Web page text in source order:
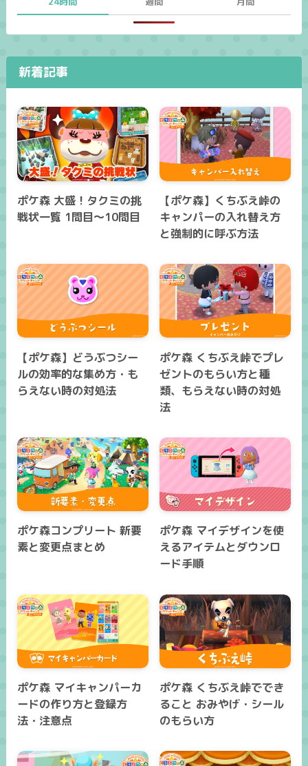
新着記事
ポケ森 大盛！タクミの挑
戦状一覧 1問目～10問目
【ポケ森】くちぶえ峠の
キャンパーの入れ替え方
と強制的に呼ぶ方法
【ポケ森】どうぶつシー
ルの効率的な集め方・も
らえない時の対処法
ポケ森 くちぶえ峠でプレ
ゼントのもらい方と種
類、もらえない時の対処
法
ポケ森コンプリート 新要
素と変更点まとめ
ポケ森 マイデザインを使
えるアイテムとダウンロ
ード手順
ポケ森 マイキャンパーカ
ードの作り方と登録方
法・注意点
ポケ森 くちぶえ峠ででき
ること おみやげ・シール
のもらい方